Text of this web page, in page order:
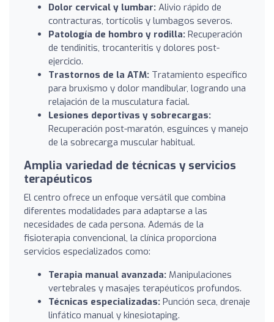
Dolor cervical y lumbar: Alivio rápido de
contracturas, tortícolis y lumbagos severos.
Patología de hombro y rodilla: Recuperación
de tendinitis, trocanteritis y dolores post-
ejercicio.
Trastornos de la ATM: Tratamiento específico
para bruxismo y dolor mandibular, logrando una
relajación de la musculatura facial.
Lesiones deportivas y sobrecargas:
Recuperación post-maratón, esguinces y manejo
de la sobrecarga muscular habitual.
Amplia variedad de técnicas y servicios
terapéuticos
El centro ofrece un enfoque versátil que combina
diferentes modalidades para adaptarse a las
necesidades de cada persona. Además de la
fisioterapia convencional, la clínica proporciona
servicios especializados como:
Terapia manual avanzada: Manipulaciones
vertebrales y masajes terapéuticos profundos.
Técnicas especializadas: Punción seca, drenaje
linfático manual y kinesiotaping.